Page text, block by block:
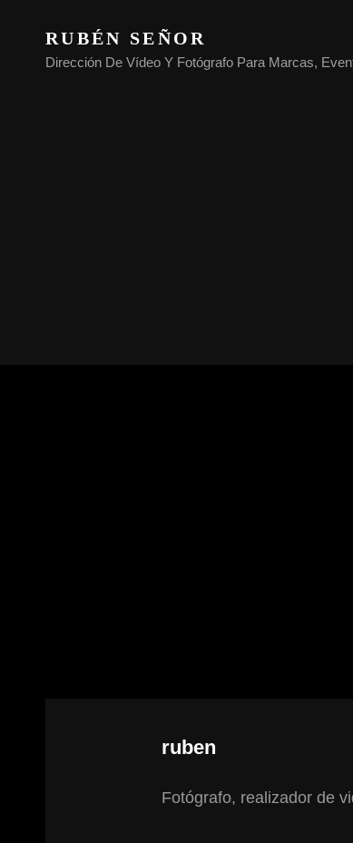
RUBÉN SEÑOR
Dirección De Vídeo Y Fotógrafo Para Marcas,
Autor:
ruben
Fotógrafo, realizador de